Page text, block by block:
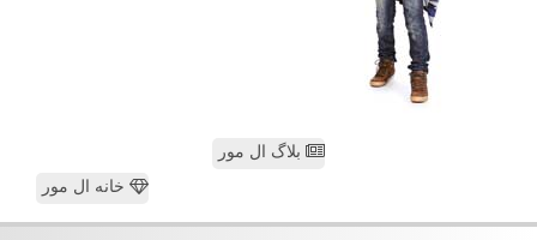
بلاگ ال مور
خانه ال مور